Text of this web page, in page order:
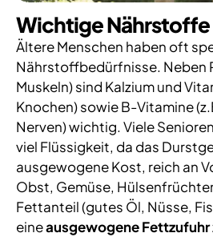
Wichtige Nährstoffe
Ältere Menschen haben oft
Nährstoffbedürfnisse. Neben
Muskeln) sind Kalzium und
Knochen) sowie B-Vitamine
Nerven) wichtig. Viele
viel Flüssigkeit, da das
ausgewogene Kost, reich an
Obst, Gemüse,
Fettanteil (gutes Öl, Nüsse,
eineausgewogene Fettzufuhr